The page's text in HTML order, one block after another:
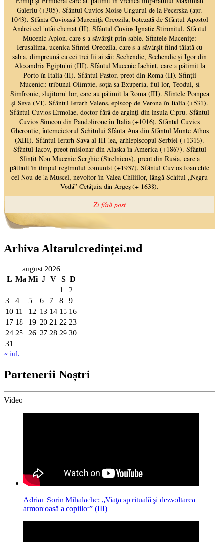
Arhiva Altarulcredinței.md
august 2026
L Ma Mi J V S D
1
2
3
4 5 6 7 8
9
10 11 12 13 14 15 16
17 18 19 20 21 22 23
24 25 26 27 28 29 30
31
« iul.
Partenerii Noștri
Video
Adrian Sorin Mihalache: „Viaţa spirituală şi dezvoltarea
armonioasă a copiilor” (III)